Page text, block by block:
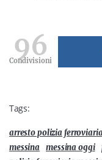
96
Condivisioni
Tags:
arresto polizia
messina messina oggi